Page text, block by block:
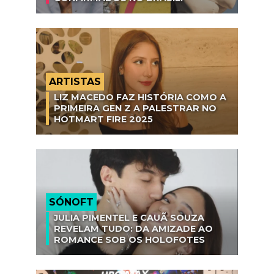
ARTISTAS
LIZ MACEDO FAZ HISTÓRIA COMO A
PRIMEIRA GEN Z A PALESTRAR NO
HOTMART FIRE 2025
SÓNOFT
JULIA PIMENTEL E CAUÃ SOUZA
REVELAM TUDO: DA AMIZADE AO
ROMANCE SOB OS HOLOFOTES